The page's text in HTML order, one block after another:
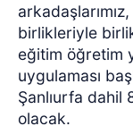
birlikleriyle
eğitim öğretim
uygulaması
Şanlıurfa dahil
olacak.